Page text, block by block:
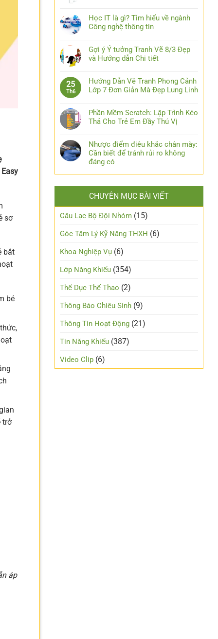
sơ
bắt
bé
trở
áp
Học IT là gì? Tìm hiểu về ngành
Công nghệ thông tin
Gợi ý Ý tưởng Tranh Vẽ 8/3 Đẹp
và Hướng dẫn Chi tiết
25
Th6
Hướng Dẫn Vẽ Tranh Phong Cảnh
Lớp 7 Đơn Giản Mà Đẹp Lung Linh
Phần Mềm Scratch: Lập Trình Kéo
Thả Cho Trẻ Em Đầy Thú Vị
Nhược điểm điêu khắc chân mày:
Cần biết để tránh rủi ro không
đáng có
CHUYÊN MỤC BÀI VIẾT
Câu Lạc Bộ Đội Nhóm (15)
Góc Tâm Lý Kỹ Năng THXH (6)
Khoa Nghiệp Vụ (6)
Lớp Năng Khiếu (354)
Thể Dục Thể Thao (2)
Thông Báo Chiêu Sinh (9)
Thông Tin Hoạt Động (21)
Tin Năng Khiếu (387)
Video Clip (6)